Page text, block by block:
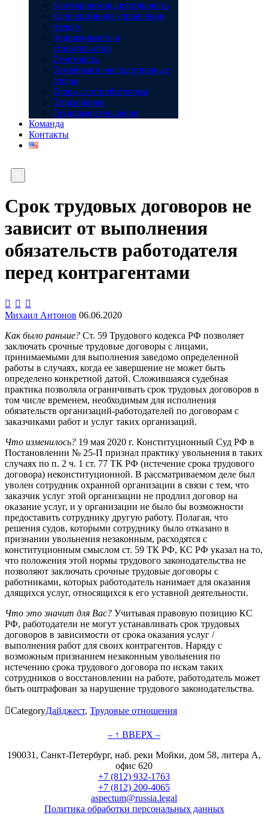
Коммерческая деятельность
Корпоративное управление
Налоги
Недвижимость и
строительство
Отчётность
Семейные и наследственные
споры
Споры с потребителями
Страхование
Трудовые отношения
Команда
Контакты
Срок трудовых договоров не
зависит от выполнения
обязательств работодателя
перед контрагентами
 

Михаил Антонов 06.06.2020
Как было раньше? Ст. 59 Трудового кодекса РФ позволяет
заключать срочные трудовые договоры с лицами,
принимаемыми для выполнения заведомо определенной
работы в случаях, когда ее завершение не может быть
определено конкретной датой. Сложившаяся судебная
практика позволяла ограничивать срок трудовых договоров в
том числе временем, необходимым для исполнения
обязательств организаций-работодателей по договорам с
заказчиками работ и услуг таких организаций.
Что изменилось? 19 мая 2020 г. Конституционный Суд РФ в
Постановлении № 25-П признал практику увольнения в таких
случаях по п. 2 ч. 1 ст. 77 ТК РФ (истечение срока трудового
договора) неконституционной. В рассматриваемом деле был
уволен сотрудник охранной организации в связи с тем, что
заказчик услуг этой организации не продлил договор на
оказание услуг, и у организации не было бы возможности
предоставить сотруднику другую работу. Полагая, что
решения судов, которыми сотруднику было отказано в
признании увольнения незаконным, расходятся с
конституционным смыслом ст. 59 ТК РФ, КС РФ указал на то,
что положения этой нормы трудового законодательства не
позволяют заключать срочные трудовые договоры с
работниками, которых работодатель нанимает для оказания
длящихся услуг, относящихся к его уставной деятельности.
Что это значит для Вас? Учитывая правовую позицию КС
РФ, работодатели не могут устанавливать срок трудовых
договоров в зависимости от срока оказания услуг /
выполнения работ для своих контрагентов. Наряду с
возможным признанием незаконным увольнения по
истечению срока трудового договора по искам таких
сотрудников о восстановлении на работе, работодатель может
быть оштрафован за нарушение трудового законодательства.
CategoryДайджест, Трудовые отношения
– ↑ ВВЕРХ –
190031, Санкт-Петербург, наб. реки Мойки, дом 58, литера А,
офис 620
+7 (812) 932-1763
+7 (812) 200-4065
aspectum@russia.legal
Политика обработки персональных данных